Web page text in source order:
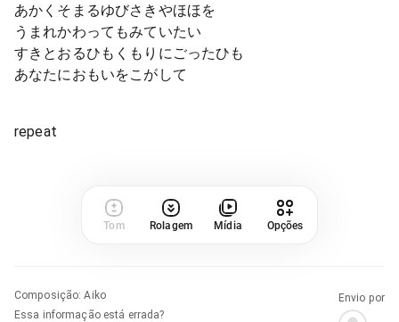
あかくそまるゆびさきやほほを
うまれかわってもみていたい
すきとおるひもくもりにごったひも
あなたにおもいをこがして
repeat
Tom Rolagem Mídia Opções
Composição:Aiko
Essa informação está errada?
Envio por